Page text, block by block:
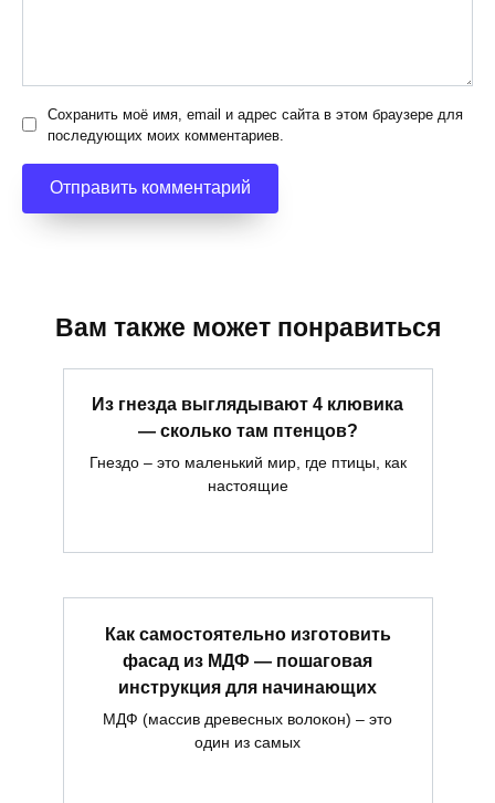
Сохранить моё имя, email и адрес сайта в этом браузере для
последующих моих комментариев.
Вам также может понравиться
Из гнезда выглядывают 4 клювика
— сколько там птенцов?
Гнездо – это маленький мир, где птицы, как
настоящие
Как самостоятельно изготовить
фасад из МДФ — пошаговая
инструкция для начинающих
МДФ (массив древесных волокон) – это
один из самых